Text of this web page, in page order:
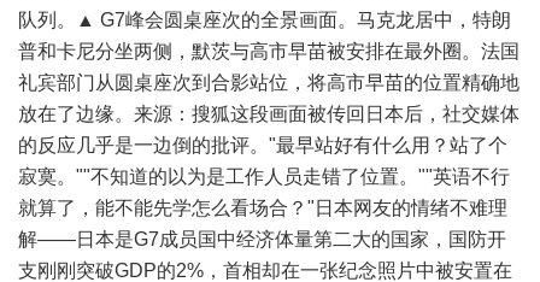
队列。▲ G7峰会圆桌座次的全景画面。马克龙居中，特朗
普和卡尼分坐两侧，默茨与高市早苗被安排在最外圈。法国
礼宾部门从圆桌座次到合影站位，将高市早苗的位置精确地
放在了边缘。来源：搜狐这段画面被传回日本后，社交媒体
的反应几乎是一边倒的批评。"最早站好有什么用？站了个
寂寞。""不知道的以为是工作人员走错了位置。""英语不行
就算了，能不能先学怎么看场合？"日本网友的情绪不难理
解——日本是G7成员国中经济体量第二大的国家，国防开
支刚刚突破GDP的2%，首相却在一张纪念照片中被安置在